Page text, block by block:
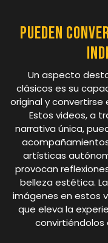
Pueden
Un aspecto
clásicos es su
original y
Estos videos, a
narrativa única,
artísticas
provocan
belleza estética.
imágenes en estos
que eleva la
convirtiéndolos